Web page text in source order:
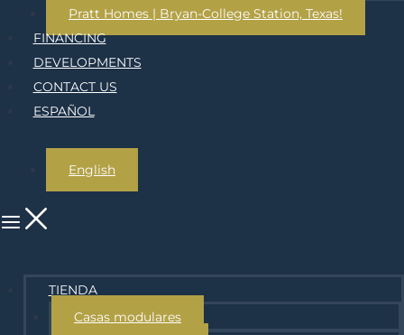
Pratt Homes | Bryan-College Station, Texas!
FINANCING
DEVELOPMENTS
CONTACT US
ESPAÑOL
English
TIENDA
Casas modulares